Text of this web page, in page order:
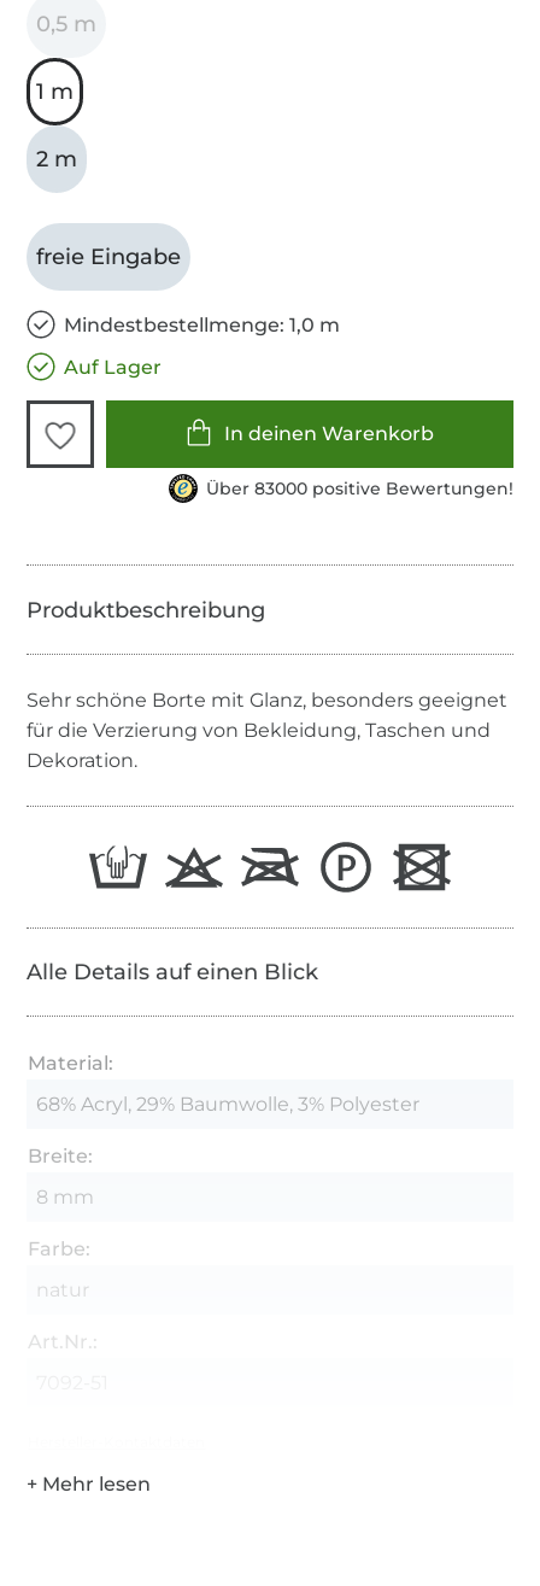
0,5 m
1 m
2 m
freie Eingabe
Mindestbestellmenge: 1,0 m
Auf Lager
In deinen Warenkorb
Über 83000 positive Bewertungen!
Sehr schöne Borte mit Glanz, besonders geeignet
für die Verzierung von Bekleidung, Taschen und
Dekoration.
Alle Details auf einen Blick
Material:
68% Acryl, 29% Baumwolle, 3% Polyester
Breite:
8 mm
Farbe:
natur
Art.Nr.: